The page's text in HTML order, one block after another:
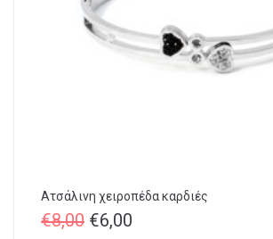
Ατσάλινη χειροπέδα καρδιές
€8,00 €6,00